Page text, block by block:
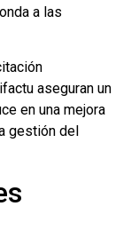
a las
aseguran un
en una mejora
gestión del